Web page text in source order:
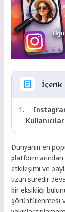
İçerik
Dünyanın en
platformlarından
etkileşimi ve
uzun süredir
bir eksikliği
görüntülenmesi